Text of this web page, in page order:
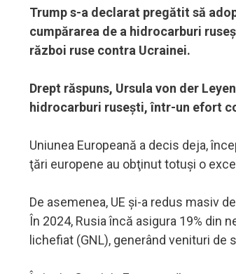
Trump s-a declarat pregătit să
cumpărarea de a hidrocarburi
război ruse contra Ucrainei.
Drept răspuns, Ursula von der
hidrocarburi ruseşti, într-un efort
Uniunea Europeană a decis deja,
ţări europene au obţinut totuşi o
De asemenea, UE şi-a redus masiv
În 2024, Rusia încă asigura 19% din
lichefiat (GNL), generând venituri de